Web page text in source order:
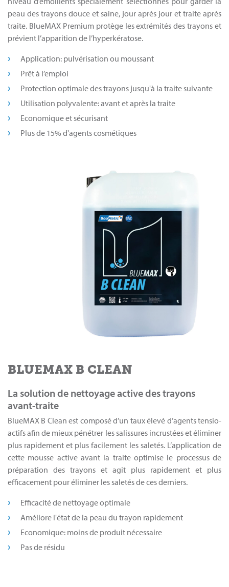
peau des trayons douce et saine, jour après jour et traite après
traite. BlueMAX Premium protège les extrémités des trayons et
prévient l’apparition de l’hyperkératose.
Application: pulvérisation ou moussant
Prêt à l’emploi
Protection optimale des trayons jusqu'à la traite suivante
Utilisation polyvalente: avant et après la traite
Economique et sécurisant
Plus de 15% d'agents cosmétiques
BLUEMAX B CLEAN
La solution de nettoyage active des trayons
avant-traite
BlueMAX B Clean est composé d’un taux élevé d’agents tensio-
actifs afin de mieux pénétrer les salissures incrustées et éliminer
plus rapidement et plus facilement les saletés. L’application de
cette mousse active avant la traite optimise le processus de
préparation des trayons et agit plus rapidement et plus
efficacement pour éliminer les saletés de ces derniers.
Efficacité de nettoyage optimale
Améliore l'état de la peau du trayon rapidement
Economique: moins de produit nécessaire
Pas de résidu